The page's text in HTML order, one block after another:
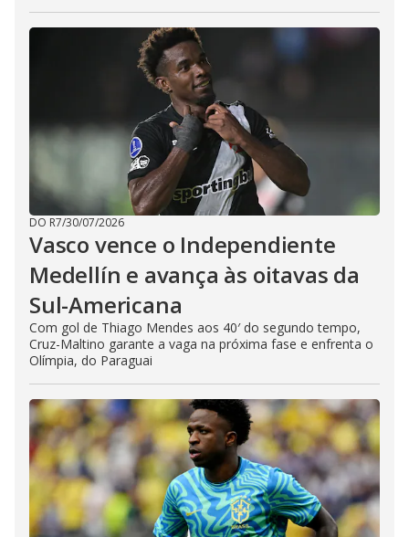
DO R7/30/07/2026
Vasco vence o Independiente
Medellín e avança às oitavas da
Sul-Americana
Com gol de Thiago Mendes aos 40′ do segundo tempo,
Cruz-Maltino garante a vaga na próxima fase e enfrenta o
Olímpia, do Paraguai